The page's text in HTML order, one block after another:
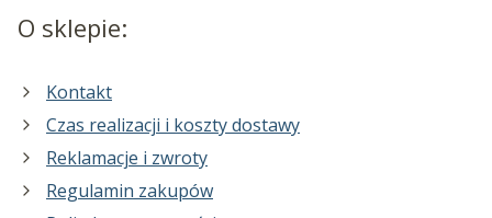
O sklepie:
Kontakt
Czas realizacji i koszty dostawy
Reklamacje i zwroty
Regulamin zakupów